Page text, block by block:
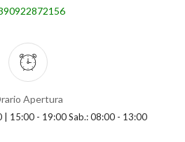
Apertura
| 15:00 - 19:00 Sab.: 08:00 - 13:00